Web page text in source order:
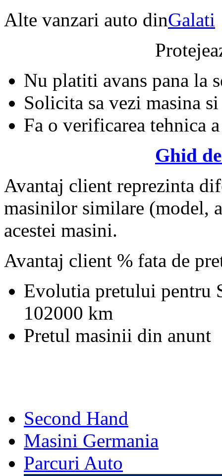
Alte vanzari auto dinGalati
Nu platiti avans pana la
Solicita sa vezi masina si
Fa o verificarea tehnica
Ghid
Avantaj client reprezinta
masinilor similare (model,
acestei masini.
Avantaj client % fata de
Evolutia pretului pentru
102000 km
Pretul masinii din anunt
Second Hand
Masini Germania
Parcuri Auto